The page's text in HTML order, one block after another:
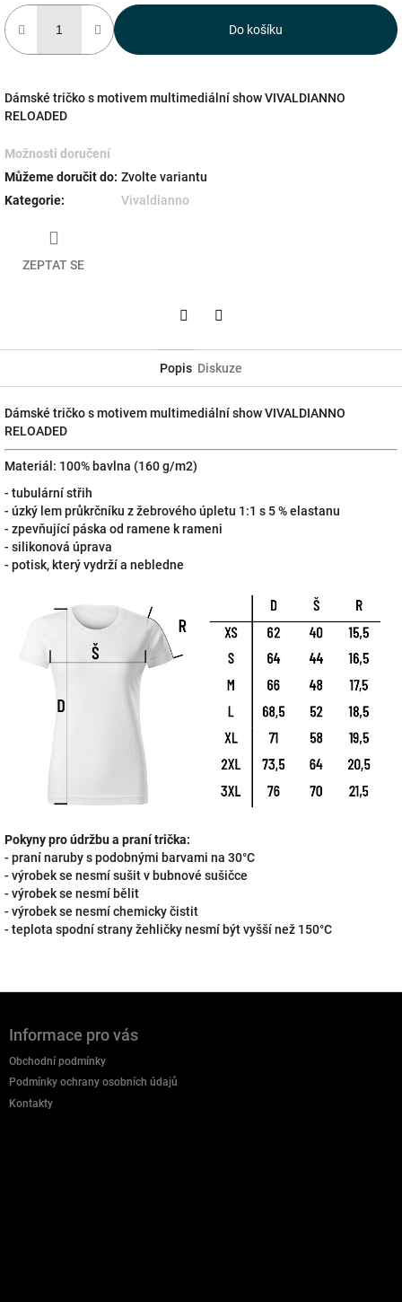
Do košíku
Dámské tričko s motivem multimediální show VIVALDIANNO
RELOADED
Možnosti doručení
Můžeme doručit do: Zvolte variantu
Kategorie: Vivaldianno
ZEPTAT SE
Popis Diskuze
Dámské tričko s motivem multimediální show VIVALDIANNO
RELOADED
Materiál: 100% bavlna (160 g/m2)
- tubulární střih
- úzký lem průkrčníku z žebrového úpletu 1:1 s 5 % elastanu
- zpevňující páska od ramene k rameni
- silikonová úprava
- potisk, který vydrží a nebledne
Pokyny pro údržbu a praní trička:
- praní naruby s podobnými barvami na 30°C
- výrobek se nesmí sušit v bubnové sušičce
- výrobek se nesmí bělit
- výrobek se nesmí chemicky čistit
- teplota spodní strany žehličky nesmí být vyšší než 150°C
Informace pro vás
Obchodní podmínky
Podmínky ochrany osobních údajů
Kontakty